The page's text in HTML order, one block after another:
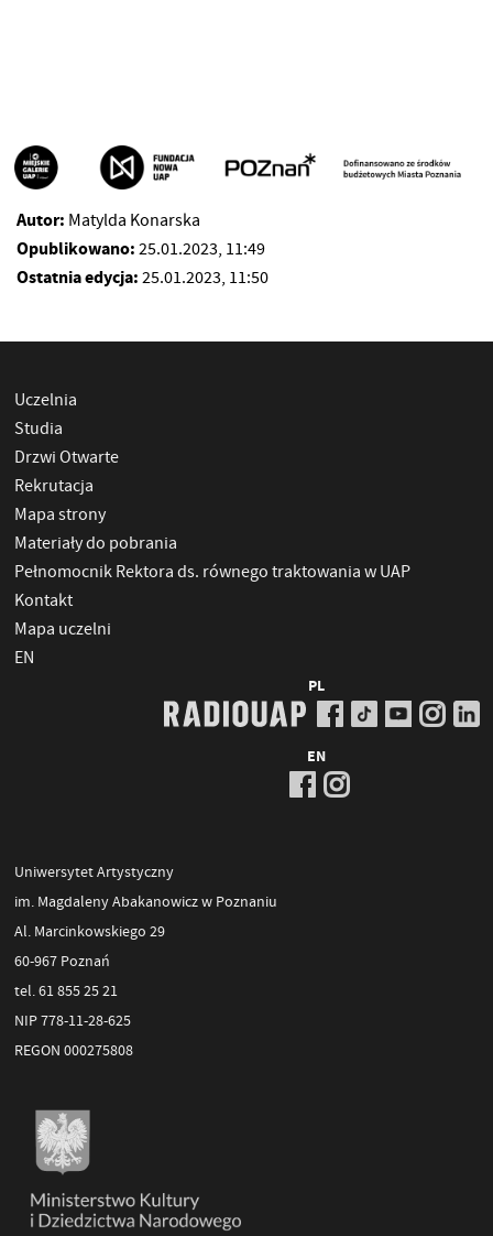
Autor: Matylda Konarska
Opublikowano: 25.01.2023, 11:49
Ostatnia edycja: 25.01.2023, 11:50
Uczelnia
Studia
Drzwi Otwarte
Rekrutacja
Mapa strony
Materiały do pobrania
Pełnomocnik Rektora ds. równego traktowania w UAP
Kontakt
Mapa uczelni
EN
PL
EN
Uniwersytet Artystyczny
im. Magdaleny Abakanowicz w Poznaniu
Al. Marcinkowskiego 29
60-967 Poznań
tel. 61 855 25 21
NIP 778-11-28-625
REGON 000275808